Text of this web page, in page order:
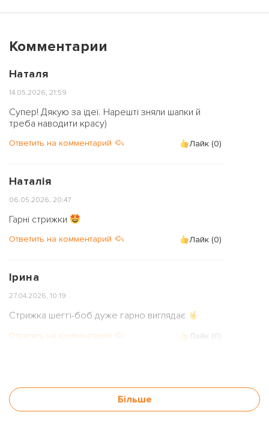
Комментарии
Більше
Наталя
14.05.2026, 21:59
Супер! Дякую за ідеї. Нарешті зняли шапки й
треба наводити красу)
Лайк (0)
Ответить на комментарий
Наталія
06.05.2026, 20:47
Гарні стрижки
Лайк (0)
Ответить на комментарий
Ірина
27.04.2026, 10:19
Стрижка шеггі-боб дуже гарно виглядає
Лайк (0)
Ответить на комментарий